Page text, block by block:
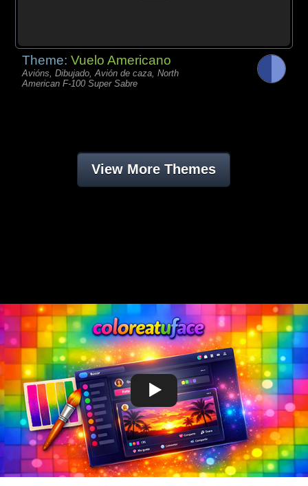
Theme:Vuelo Americano
Avións, Dibujado, Avión de caza, North
American F-100 Super Sabre
View More Themes